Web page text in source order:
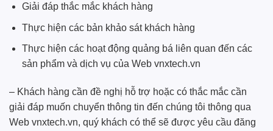
Giải đáp thắc mắc khách hàng
Thực hiện các bản khảo sát khách hàng
Thực hiện các hoạt động quảng bá liên quan đến các
sản phẩm và dịch vụ của Web vnxtech.vn
– Khách hàng cần đề nghị hỗ trợ hoặc có thắc mắc cần
giải đáp muốn chuyển thông tin đến chúng tôi thông qua
Web vnxtech.vn, quý khách có thể sẽ được yêu cầu đăng